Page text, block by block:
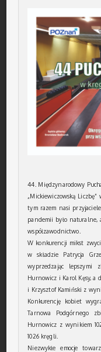
44. Międzynarodowy
„Mickiewiczowską
tym razem nasi
pandemii było naturalne,
współzawodnictwo.
W konkurencji mikst
w składzie Patrycja
wyprzedzając lepszymi
Hurnowicz i Karol Kęsy, a
i Krzysztof Kamiński z
Konkurencję kobiet
Tarnowa Podgórnego
Hurnowicz z wynikiem
1026 kręgli.
Niezwykłe emocje